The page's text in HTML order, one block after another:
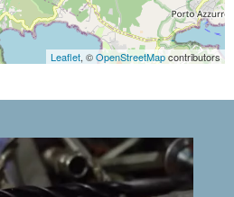
Leaflet, ©OpenStreetMapcontributors